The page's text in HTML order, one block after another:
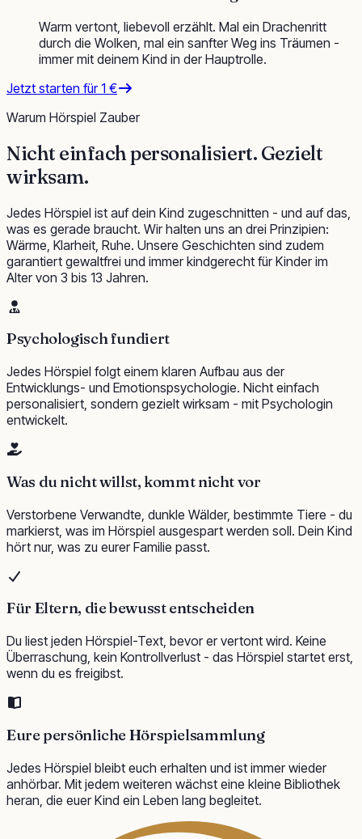
Warm vertont, liebevoll erzählt. Mal ein Drachenritt
durch die Wolken, mal ein sanfter Weg ins Träumen -
immer mit deinem Kind in der Hauptrolle.
Jetzt starten für 1 €
Warum Hörspiel Zauber
Nicht einfach personalisiert. Gezielt
wirksam.
Jedes Hörspiel ist auf dein Kind zugeschnitten - und auf das,
was es gerade braucht. Wir halten uns an drei Prinzipien:
Wärme, Klarheit, Ruhe. Unsere Geschichten sind zudem
garantiert gewaltfrei und immer kindgerecht für Kinder im
Alter von 3 bis 13 Jahren.
Psychologisch fundiert
Jedes Hörspiel folgt einem klaren Aufbau aus der
Entwicklungs- und Emotionspsychologie. Nicht einfach
personalisiert, sondern gezielt wirksam - mit Psychologin
entwickelt.
Was du nicht willst, kommt nicht vor
Verstorbene Verwandte, dunkle Wälder, bestimmte Tiere - du
markierst, was im Hörspiel ausgespart werden soll. Dein Kind
hört nur, was zu eurer Familie passt.
Für Eltern, die bewusst entscheiden
Du liest jeden Hörspiel-Text, bevor er vertont wird. Keine
Überraschung, kein Kontrollverlust - das Hörspiel startet erst,
wenn du es freigibst.
Eure persönliche Hörspielsammlung
Jedes Hörspiel bleibt euch erhalten und ist immer wieder
anhörbar. Mit jedem weiteren wächst eine kleine Bibliothek
heran, die euer Kind ein Leben lang begleitet.